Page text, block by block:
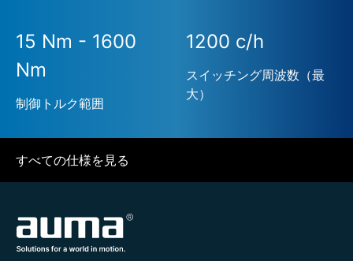
15 Nm - 1600
Nm
制御トルク範囲
1200 c/h
スイッチング周波数（最
大）
すべての仕様を見る